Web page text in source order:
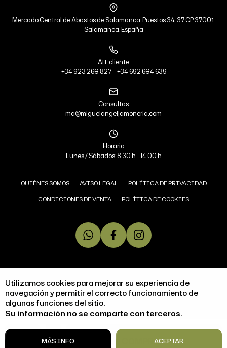
Utilizamos cookies para mejorar su experiencia de
navegación y permitir el correcto funcionamiento de
algunas funciones del sitio.
Su información no se comparte con terceros.
ACEPTAR
MÁS INFO COMPRAR
Mercado Central de Abastos de Salamanca. Puestos 34-37 CP 37001.
Salamanca. España
Att. cliente
+34 923 260 827
+34 692 604 639
Consultas
ma@miguelangeljamoneria.com
Horario
Lunes / Sábados: 8.30 h - 14.00 h
QUIÉNES SOMOS AVISO LEGAL
POLÍTICA DE PRIVACIDAD
CONDICIONES DE VENTA
POLÍTICA DE COOKIES
COPYRIGHT © 2026 MIGUEL ÁNGEL JAMONERÍA.
TODOS LOS DERECHOS RESERVADOS
DISEÑO WEB SGM
ACCESIBILIDAD